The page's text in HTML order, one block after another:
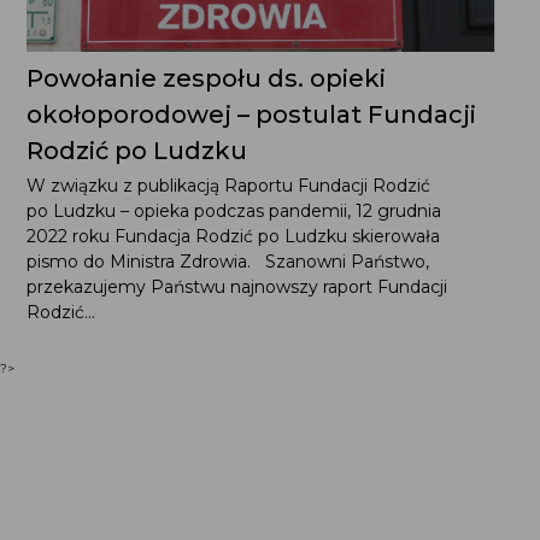
Powołanie zespołu ds. opieki
okołoporodowej – postulat Fundacji
Rodzić po Ludzku
W związku z publikacją Raportu Fundacji Rodzić
po Ludzku – opieka podczas pandemii, 12 grudnia
2022 roku Fundacja Rodzić po Ludzku skierowała
pismo do Ministra Zdrowia. Szanowni Państwo,
przekazujemy Państwu najnowszy raport Fundacji
Rodzić...
?>